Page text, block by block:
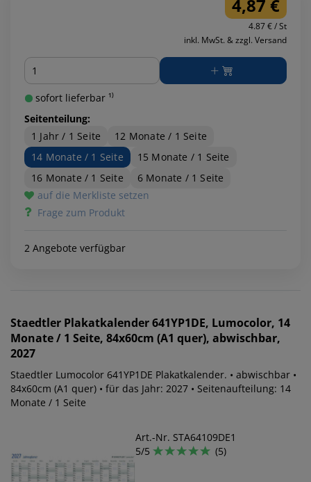
4,87 €
4.87 € / St
inkl. MwSt. & zzgl. Versand
Menge
sofort lieferbar ¹⁾
Seitenteilung:
1 Jahr / 1 Seite
12 Monate / 1 Seite
14 Monate / 1 Seite
15 Monate / 1 Seite
16 Monate / 1 Seite
6 Monate / 1 Seite
auf die Merkliste setzen
Frage zum Produkt
2 Angebote verfügbar
Staedtler Plakatkalender 641YP1DE, Lumocolor, 14
Monate / 1 Seite, 84x60cm (A1 quer), abwischbar,
2027
Staedtler Lumocolor 641YP1DE Plakatkalender. • abwischbar •
84x60cm (A1 quer) • für das Jahr: 2027 • Seitenaufteilung: 14
Monate / 1 Seite
Art.-Nr. STA64109DE1
5/5
(5)